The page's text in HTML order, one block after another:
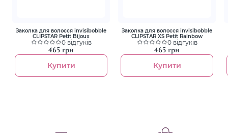
Заколка для волосся invisibobble
CLIPSTAR Petit Bijoux
0 відгуків
465 грн
Купити
Заколка для волосся invisibobble
CLIPSTAR XS Petit Rainbow
0 відгуків
465 грн
Купити